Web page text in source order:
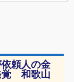
頼人の金
覚 和歌山